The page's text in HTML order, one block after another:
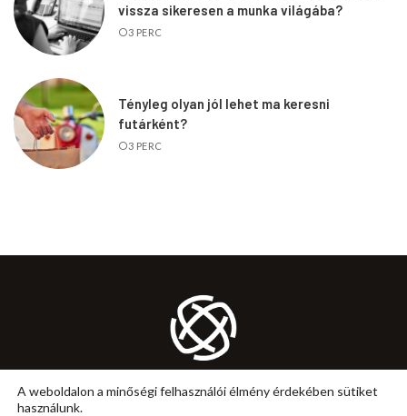
vissza sikeresen a munka világába?
3 PERC
Tényleg olyan jól lehet ma keresni
futárként?
3 PERC
KARRIER MUNKA ÖNFEJLESZTÉS
TANÁCS
IMPRESSZUM
A weboldalon a minőségi felhasználói élmény érdekében sütiket
használunk.